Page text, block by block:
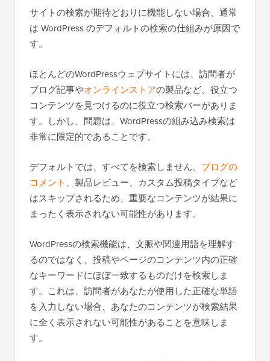
サイトの検索が期待どおりに機能しない場合、通常
は WordPress のデフォルトの検索の仕組みが原因で
す。
ほとんどのWordPressウェブサイトには、訪問者が
ブログ記事やオンラインストアの製品など、役立つ
コンテンツを見つけるのに役立つ検索バーがありま
す。しかし、問題は、WordPressの組み込み検索は
非常に限定的であることです。
デフォルトでは、すべてを検索しません。 ブログの
コメント 、製品レビュー、カスタム投稿タイプなど
はスキップされるため、重要なコンテンツが結果に
まったく表示されない可能性があります。
WordPressの検索機能は、文脈や関連用語を理解す
るのではなく、投稿やページのコンテンツ内の正確
なキーワードにほぼ一致するものだけを検索しま
す。これは、訪問者があなたが使用した正確な単語
を入力しない場合、あなたのコンテンツが検索結果
に全く表示されない可能性があることを意味しま
す。